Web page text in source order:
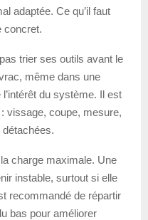
adaptée. Ce qu’il faut
concret.
trier ses outils avant le
même dans une
du système. Il est
vissage, coupe, mesure,
charge maximale. Une
instable, surtout si elle
recommandé de répartir
bas pour améliorer